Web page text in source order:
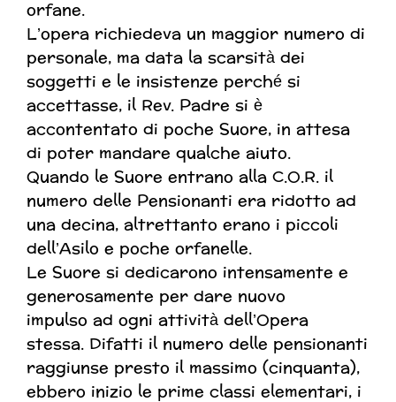
orfane.
L’opera richiedeva un maggior numero di
personale, ma data la scarsità dei
soggetti e le insistenze perché si
accettasse, il Rev. Padre si è
accontentato di poche Suore, in attesa
di poter mandare qualche aiuto.
Quando le Suore entrano alla C.O.R. il
numero delle Pensionanti era ridotto ad
una decina, altrettanto erano i piccoli
dell’Asilo e poche orfanelle.
Le Suore si dedicarono intensamente e
generosamente per dare nuovo
impulso ad ogni attività dell’Opera
stessa. Difatti il numero delle pensionanti
raggiunse presto il massimo (cinquanta),
ebbero inizio le prime classi elementari, i